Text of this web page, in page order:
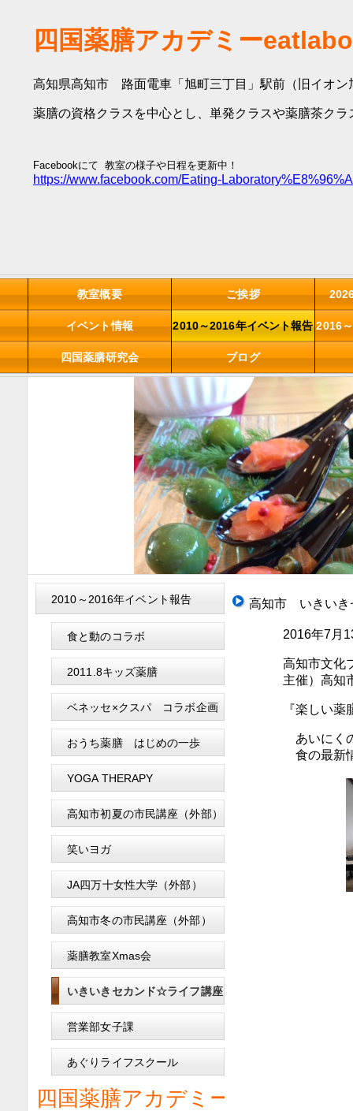
四国薬膳アカデミーeatlabo
高知県高知市 路面電車「旭町三丁目」駅前（旧イオン
薬膳の資格クラスを中心とし、単発クラスや薬膳茶ク
Facebookにて 教室の様子や日程を更新中！
https://www.facebook.com/Eating-
教室概要 ご挨拶
イベント情報 2010～2016年イベント報告 2016
四国薬膳研究会 ブログ
高知市 いきいき
2016年7月13
高知市文化プ
主催）高知市
『楽しい薬膳
あいにくの雨模
食の最新情報か
2010～2016年イベント報告
食と動のコラボ
2011.8キッズ薬膳
ベネッセ×クスパ コラボ企画
おうち薬膳 はじめの一歩
YOGA THERAPY
高知市初夏の市民講座（外部）
笑いヨガ
JA四万十女性大学（外部）
高知市冬の市民講座（外部）
薬膳教室Xmas会
いきいきセカンド☆ライフ講座
営業部女子課
あぐりライフスクール
四国薬膳アカデミー